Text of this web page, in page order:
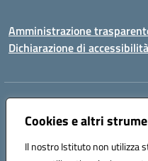
Cookies e altri
Il nostro Istituto non utilizza
Amministrazione
Dichiarazione di accessibilità
Indirizzo:
Centralino:(+39) 0737787634